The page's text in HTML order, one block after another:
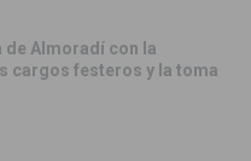
de Almoradí con la
cargos festeros y la toma